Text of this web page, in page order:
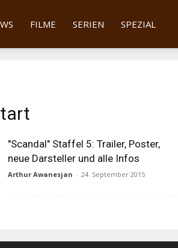
FILME SERIEN SPEZIAL
"Scandal" Staffel 5: Trailer, Poster,
neue Darsteller und alle Infos
Arthur Awanesjan - 24. September 2015